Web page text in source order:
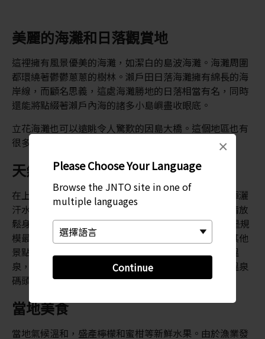
Please Choose Your Language
Browse the JNTO site in one of
multiple languages
Continue
×
美麗的海灘和日落觀賞地
這裡擁有風景優美的海灘，如潔白的島波海灘。海灘周圍
都環繞著鬱鬱蔥蔥的樹林。瀨戶田日落海灘擁有綿長的海
岸線，而顧名思義，這處海灘勝地的日落相當有名，同時
還能將點綴著瀨戶內海的諸多小島嶼盡收眼底。
立花海灘也可以遠眺令人驚歎的因島大橋。這個地區也有
很多其他極具特色的海灘等您來探索。
天然溫泉
在上下攀爬一整天風景優美的山坡，或在自行車道上揮灑
汗水之後，您可在該地多個天然溫泉中選擇一處，盡情放
鬆身心。尾道交流之鄉 (Onomichi Fureai-no-Sato) 是規
模最大的溫泉設施之一，設有多家餐廳和一家酒店。其他
景點包括可從尾道車站搭乘巴士或計程車前往的平原溫
泉，以及提供奢華住宿和迷人海灣景觀的貝拉維斯塔溫泉
碼頭酒店。
當地美食
當地氣候溫和，盛產檸檬和蜜柑等新鮮水果。由於漁業發